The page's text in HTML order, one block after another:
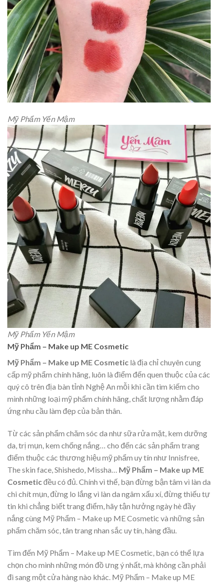
Mỹ Phẩm Yến Mậm
Mỹ Phẩm Yến Mậm
Mỹ Phẩm – Make up ME Cosmetic
Mỹ Phẩm – Make up ME Cosmetic là địa chỉ chuyên cung
cấp mỹ phẩm chính hãng, luôn là điểm đến quen thuộc của các
quý cô trên địa bàn tỉnh Nghệ An mỗi khi cần tìm kiếm cho
mình những loại mỹ phẩm chính hãng, chất lượng nhằm đáp
ứng nhu cầu làm đẹp của bản thân.
Từ các sản phẩm chăm sóc da như sữa rửa mặt, kem dưỡng
da, trị mụn, kem chống nắng… cho đến các sản phẩm trang
điểm thuộc các thương hiệu mỹ phẩm uy tín như Innisfree,
The skin face, Shishedo, Missha… Mỹ Phẩm – Make up ME
Cosmeticđều có đủ. Chính vì thế, bạn đừng bận tâm vì làn da
chi chít mụn, đừng lo lắng vì làn da ngâm xấu xí, đừng thiếu tự
tin khi chẳng biết trang điểm, hãy tận hưởng ngày hè đầy
nắng cùng Mỹ Phẩm – Make up ME Cosmetic và những sản
phẩm chăm sóc, tân trang nhan sắc uy tín, hàng đầu.
Tìm đến Mỹ Phẩm – Make up ME Cosmetic, bạn có thể lựa
chọn cho mình những món đồ ưng ý nhất, mà không cần phải
đi sang một cửa hàng nào khác. Mỹ Phẩm – Make up ME